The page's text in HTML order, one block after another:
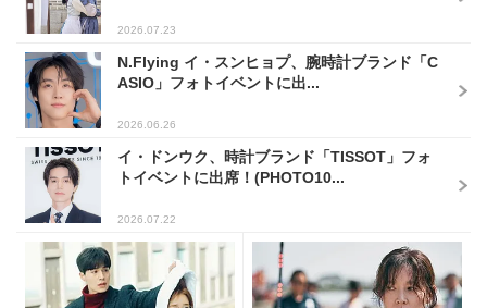
2026.07.23
N.Flying イ・スンヒョプ、腕時計ブランド「C
ASIO」フォトイベントに出...
2026.06.26
イ・ドンウク、時計ブランド「TISSOT」フォ
トイベントに出席！(PHOTO10...
2026.07.22